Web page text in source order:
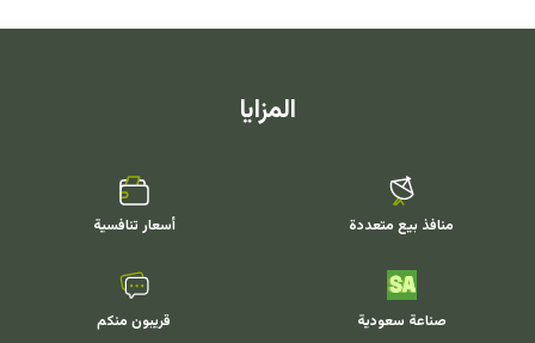
المزايا
منافذ بيع متعددة أسعار تنافسية
صناعة سعودية قريبون منكم